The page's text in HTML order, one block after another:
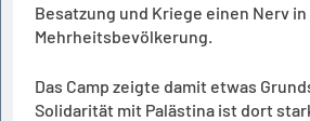
Besatzung und Kriege einen Nerv
Mehrheitsbevölkerung.
Das Camp zeigte damit etwas
Solidarität mit Palästina ist dort